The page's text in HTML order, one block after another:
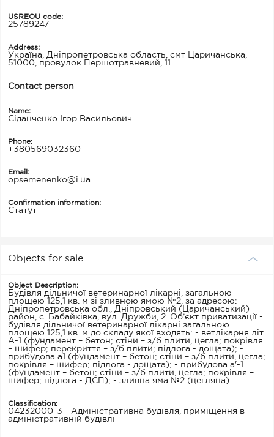
USREOU code:
25789247
Address:
Україна, Дніпропетровська область, смт Царичанська,
51000, провулок Першотравневий, 11
Contact person
Name:
Сіданченко Ігор Васильович
Phone:
+380569032360
Email:
opsemenenko@i.ua
Confirmation information:
Статут
Objects for sale
Object Description:
Будівля дільничої ветеринарної лікарні, загальною
площею 125,1 кв. м зі зливною ямою №2, за адресою:
Дніпропетровська обл., Дніпровський (Царичанський)
район, с. Бабайківка, вул. Дружби, 2. Об’єкт приватизації -
будівля дільничої ветеринарної лікарні загальною
площею 125,1 кв. м до складу якої входять: - ветлікарня літ.
А-1 (фундамент – бетон; стіни – з/б плити, цегла; покрівля
– шифер; перекриття – з/б плити; підлога - дощата); -
прибудова а1 (фундамент – бетон; стіни – з/б плити, цегла;
покрівля – шифер; підлога - дощата); - прибудова а'-1
(фундамент – бетон; стіни – з/б плити, цегла; покрівля –
шифер; підлога - ДСП); - зливна яма №2 (цегляна).
Classification:
04232000-3 - Адміністративна будівля, приміщення в
адміністративній будівлі